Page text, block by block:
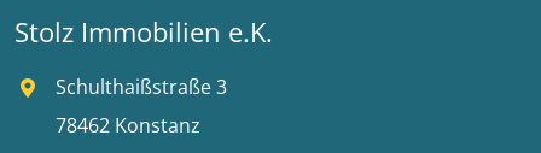
Stolz Immobilien e.K.
Schulthaißstraße 3
78462 Konstanz